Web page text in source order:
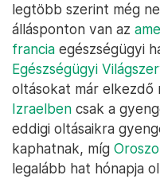
legtöbb szerint még
állásponton van az
francia egészségügyi
Egészségügyi
oltásokat már elkezdő
Izraelben csak a
eddigi oltásaikra
kaphatnak, míg
legalább hat hónapja